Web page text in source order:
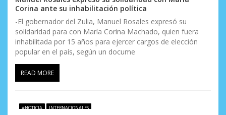
Corina ante su inhabilitación política
-El gobernador del Zulia, Manuel Rosales expresó su
solidaridad para con María Corina Machado, quien fuera
inhabilitada por 15 años para ejercer cargos de elección
popular en el país, según un docume
READ MORE
#NOTICIA INTERNACIONALES